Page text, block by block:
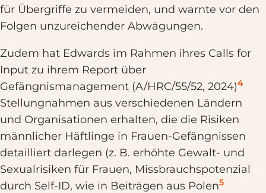
für Übergriffe zu vermeiden, und warnte vor den
Folgen unzureichender Abwägungen.
Zudem hat Edwards im Rahmen ihres Calls for
Input zu ihrem Report über
Gefängnismanagement (A/HRC/55/52, 2024)4
Stellungnahmen aus verschiedenen Ländern
und Organisationen erhalten, die die Risiken
männlicher Häftlinge in Frauen-Gefängnissen
detailliert darlegen (z. B. erhöhte Gewalt- und
Sexualrisiken für Frauen, Missbrauchspotenzial
durch Self-ID, wie in Beiträgen aus Polen5